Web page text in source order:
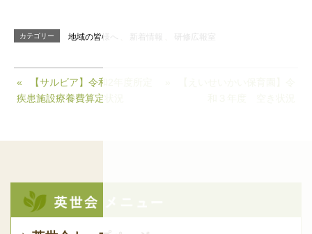
カテゴリー 地域の皆様へ 研修広報室
【サルビア】令和2年度所定
疾患施設療養費算定状況